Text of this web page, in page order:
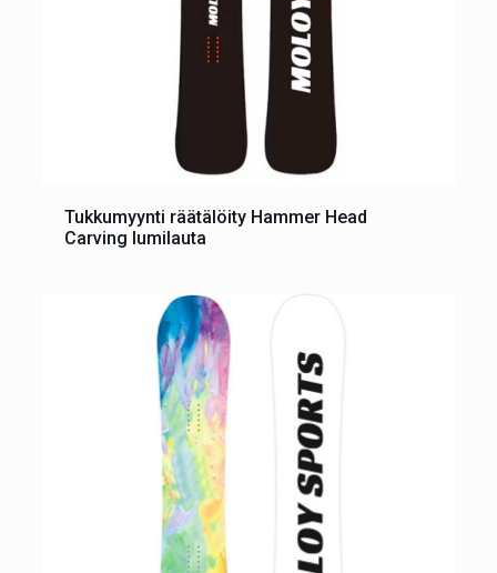
Tukkumyynti räätälöity Hammer Head
Carving lumilauta